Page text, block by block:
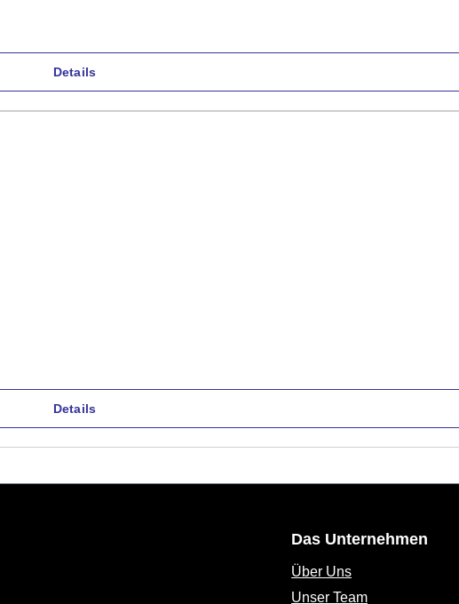
Details
Details
Das Unternehmen
Über Uns
Unser Team